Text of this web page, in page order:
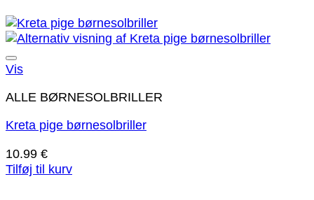
Vis
ALLE BØRNESOLBRILLER
Kreta pige børnesolbriller
10.99 €
Tilføj til kurv